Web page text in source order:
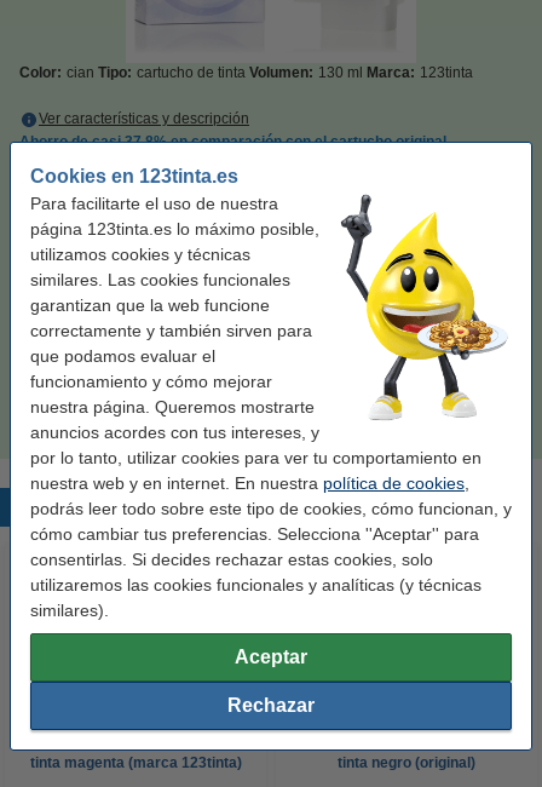
Cookies en 123tinta.es
Para facilitarte el uso de nuestra
página 123tinta.es lo máximo posible,
utilizamos cookies y técnicas
similares. Las cookies funcionales
garantizan que la web funcione
correctamente y también sirven para
que podamos evaluar el
funcionamiento y cómo mejorar
nuestra página. Queremos mostrarte
anuncios acordes con tus intereses, y
por lo tanto, utilizar cookies para ver tu comportamiento en
nuestra web y en internet. En nuestra política de cookies
podrás leer todo sobre este tipo de cookies, cómo funcionan, y
cómo cambiar tus preferencias. Selecciona ''Aceptar'' para
consentirlas. Si decides rechazar estas cookies, solo
utilizaremos las cookies funcionales y analíticas (y técnicas
similares).
Aceptar
Rechazar
Color: cian Tipo: cartucho de tinta Volumen: 130 ml Marca: 123tinta
Ver características y descripción
Ahorro de casi37,8%en comparación con el cartucho original
En stock
¡Recíbelo el lunes!
Precio por ml 0,30 €
39,50 € Comprar
Consejo: llévate el pack completo
Canon PFI-102 cartuchos de tinta (marca
123tinta) | Pack 2 negros + 3 colores
192,50 €
Productos destacados
Canon PFI-104M cartucho de
tinta magenta (marca 123tinta)
Canon PFI-102BK cartucho de
tinta negro (original)